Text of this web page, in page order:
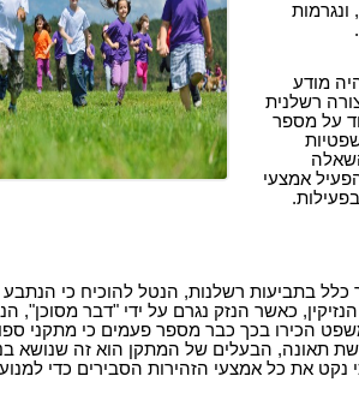
מודע
רשלנית
על מספר
אמצעי
בתביעות רשלנות, הנטל להוכיח כי הנתבע
כאשר הנזק נגרם על ידי "דבר מסוכן",
הכירו בכך כבר מספר פעמים כי מתקני
תאונה, הבעלים של המתקן הוא זה שנושא
את כל אמצעי הזהירות הסבירים כדי למנוע